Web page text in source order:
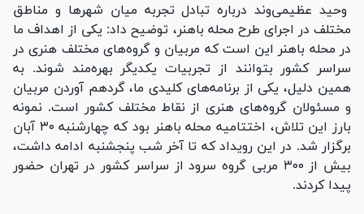
وحید عظیمی‌وند درباره تبادل تجربه میان شهر‌ها و مناطق
مختلف در اجرای طرح محله باهنر، توضیح داد: یکی از اهداف ما
در محله باهنر این است که مربیان و گروه‌های مختلف هنری در
سراسر کشور بتوانند از تجربیات یکدیگر بهره‌مند شوند. به
همین دلیل، یکی از برنامه‌های کلیدی ما، گردهم آوردن مربیان
و مسئولان گروه‌های هنری از نقاط مختلف کشور است. نمونه
بارز این تلاش، اختتامیه محله باهنر بود که چهارشنبه ۳۰ آبان
برگزار شد. در این رویداد که تا آخر شب پنجشنبه ادامه داشت،
بیش از ۳۰۰ مربی گروه سرود از سراسر کشور در تهران حضور
پیدا کردند.